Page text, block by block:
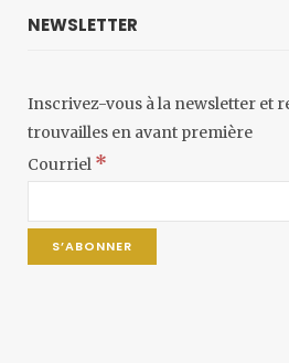
NEWSLETTER
Inscrivez-vous à la newsletter et
trouvailles en avant première
Courriel *